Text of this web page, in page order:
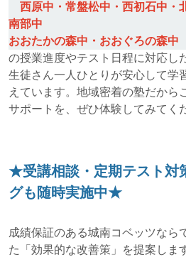
西原中・常盤松中・西初石中・
南部中
おおたかの森中・おおぐろの森中
の授業進度やテスト日程に対応し
生徒さん一人ひとりが安心して学
えています。地域密着の塾だから
サポートを、ぜひ体験してみてく
★受講相談・定期テスト対
グも随時実施中★
成績保証のある城南コベッツなら
た「効果的な改善策」を提案しま